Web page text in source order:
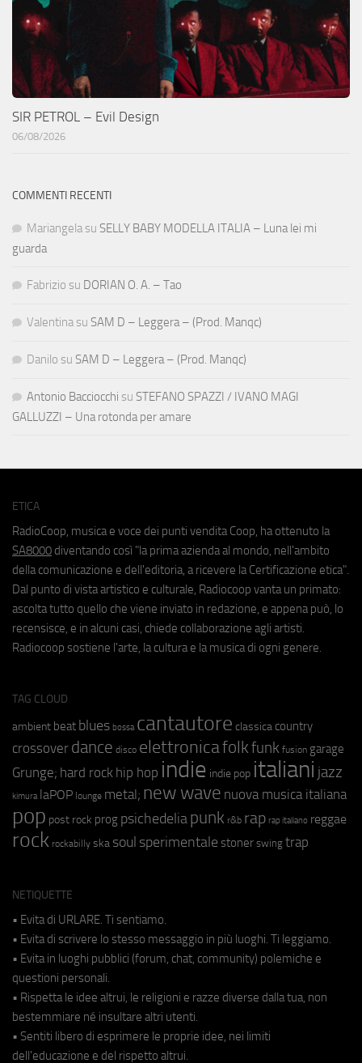
SIR PETROL – Evil Design
06/08/2026
COMMENTI RECENTI
Mariangela su SELLY BABY MODELLA ITALIA – Luna lei mi
guarda
Fabrizio su DORIAN O. A. – Tao
Valentina su SAM D – Leggera – (Prod. Manqc)
Danilo su SAM D – Leggera – (Prod. Manqc)
Antonio Bacciocchi su STEFANO SPAZZI / IVANO MAGI
GALLUZZI – Una rotonda per amare
ETICA
RadioCoop, musica e voce dei punti vendita Coop, ha ottenuto la
SA8000 diventando così "la prima azienda al mondo, nell'ambito
della comunicazione e dell'editoria, a ricevere la Certificazione etica".
Dal punto di vista artistico e culturale, Radiocoop vanta un primato:
ascolta tutto quello che viene inviato in redazione, e appena può, lo
recensisce, e in alcuni casi, chiede collaborazione agli artisti.
Radiocoop sostiene l'arte, la cultura e la musica di ogni genere.
TAG CLOUD
ambient beat blues bossa cantautore classica country
crossover dance disco elettronicafolkfunk fusion garage
Grunge; hard rock hip hop indie indie pop italiani jazz
kimura laPOP lounge metal; new wave nuova musica italiana
pop post rock prog psichedeliapunk r&b rap rap italiano reggae
rock rockabilly ska soul sperimentale stoner swing trap
NETIQUETTE
• Evita di URLARE. Ti sentiamo.
• Evita di scrivere lo stesso messaggio in più luoghi. Ti leggiamo.
• Evita in luoghi pubblici (forum, chat, community) polemiche e
questioni personali.
• Rispetta le idee altrui, le religioni e razze diverse dalla tua, non
bestemmiare né insultare altri utenti.
• Sentiti libero di esprimere le proprie idee, nei limiti
dell'educazione e del rispetto altrui.